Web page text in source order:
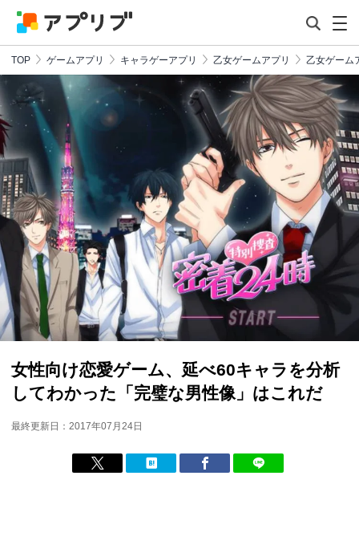
TOP ゲームアプリ キャラゲーアプリ 乙女ゲームアプリ 乙女ゲーム
女性向け恋愛ゲーム、延べ60キャラを分析
してわかった「完璧な男性像」はこれだ
最終更新日：2017年07月24日